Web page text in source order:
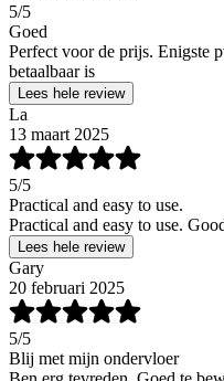
5/5
Goed
Perfect voor de prijs. Enigste
betaalbaar is
Lees hele review
La
13 maart 2025
5/5
Practical and easy to use.
Practical and easy to use.
Lees hele review
Gary
20 februari 2025
5/5
Blij met mijn ondervloer